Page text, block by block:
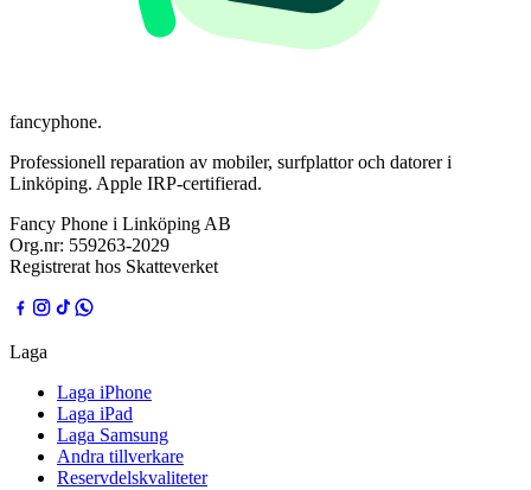
fancyphone.
Professionell reparation av mobiler, surfplattor och datorer i
Linköping. Apple IRP-certifierad.
Fancy Phone i Linköping AB
Org.nr: 559263-2029
Registrerat hos Skatteverket
Laga
Laga iPhone
Laga iPad
Laga Samsung
Andra tillverkare
Reservdelskvaliteter